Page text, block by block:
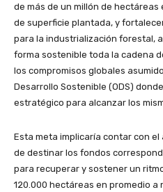
de más de un millón de
de superficie plantada, y
para la industrialización forestal,
forma sostenible toda la cadena
los compromisos globales
Desarrollo Sostenible (ODS)
estratégico para alcanzar los
Esta meta implicaría contar con
de destinar los fondos
para recuperar y sostener un
120.000 hectáreas en promedio a